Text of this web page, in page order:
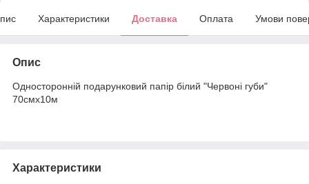
Характеристики Доставка Оплата Умови
Опис
Односторонній подарунковий папір білий "Червоні губи"
70смх10м
Характеристики